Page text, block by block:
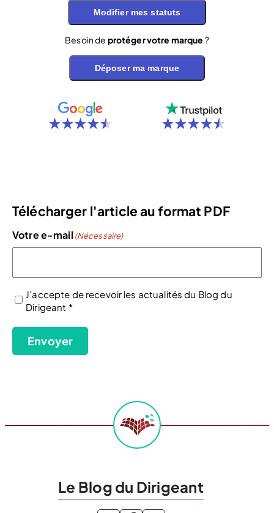
Modifier mes statuts
Besoin de protéger votre marque ?
Déposer ma marque
Télécharger l'article au format PDF
Votre e-mail (Nécessaire)
(Nécessaire)
J'accepte de recevoir les actualités du Blog du
Dirigeant *
Envoyer
Le Blog du Dirigeant